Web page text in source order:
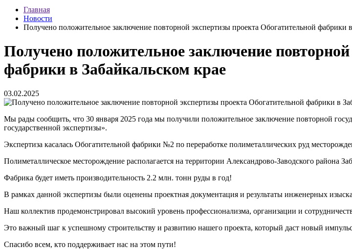
Главная
Новости
Получено положительное заключение повторной экспертизы проекта Обогатительной фабрики
Получено положительное заключение
фабрики в Забайкальском крае
03.02.2025
Мы рады сообщить, что 30 января 2025 года мы получили положительное заключение повторной
государственной экспертизы».
Экспертиза касалась Обогатительной фабрики №2 по переработке полиметаллических руд
Полиметаллическое месторождение располагается на территории Александрово-Заводского района
Фабрика будет иметь производительность 2.2 млн. тонн руды в год!
В рамках данной экспертизы были оценены проектная документация и результаты инженерных
Наш коллектив продемонстрировал высокий уровень профессионализма, организации и
Это важный шаг к успешному строительству и развитию нашего проекта, который даст новый
Спасибо всем, кто поддерживает нас на этом пути!